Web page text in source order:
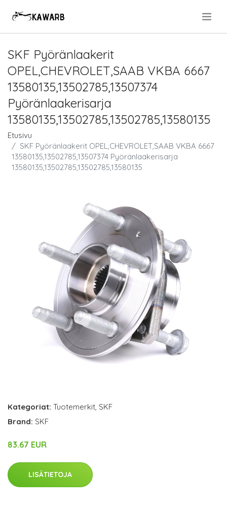
SKF Pyöränlaakerit
OPEL,CHEVROLET,SAAB VKBA 6667
13580135,13502785,13507374
Pyöränlaakerisarja
13580135,13502785,13502785,13580135
Etusivu
SKF Pyöränlaakerit OPEL,CHEVROLET,SAAB VKBA 6667
13580135,13502785,13507374 Pyöränlaakerisarja
13580135,13502785,13502785,13580135
Kategoriat: Tuotemerkit SKF
Brand: SKF
83.67 EUR
LISÄTIETOJA